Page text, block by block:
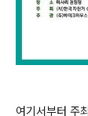
여기서부터 주